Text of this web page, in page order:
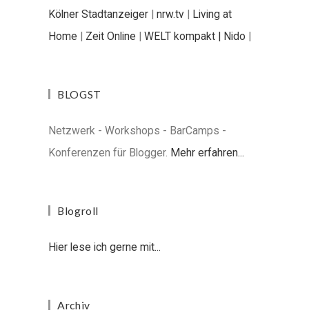
Kölner Stadtanzeiger | nrw.tv | Living at
Home | Zeit Online | WELT kompakt | Nido |
BLOGST
Netzwerk - Workshops - BarCamps -
Konferenzen für Blogger. Mehr erfahren...
Blogroll
Hier lese ich gerne mit...
Archiv